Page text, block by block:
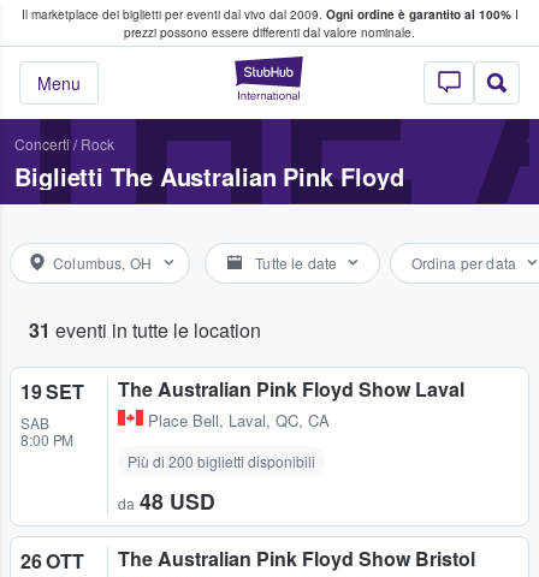
Il marketplace dei biglietti per eventi dal vivo dal 2009. Ogni ordine è garantito al 100%I
prezzi possono essere differenti dal valore nominale.
StubHub - Dove
Menu
fan comprano e vendono biglietti
Concerti / Rock
Biglietti The Australian Pink Floyd
Columbus, OH Tutte le date Ordina per data
31 eventi in tutte le location
19 SET
SAB
8:00 PM
The Australian Pink Floyd Show Laval
Place Bell, Laval, QC, CA
Più di 200 biglietti disponibili
da 48 USD
26 OTT The Australian Pink Floyd Show Bristol